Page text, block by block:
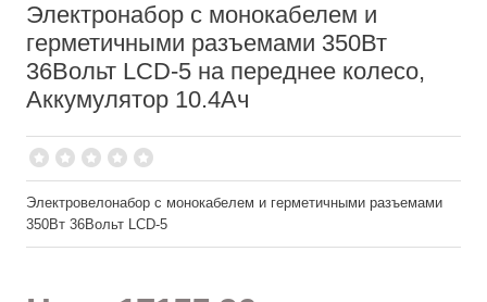
Электронабор с монокабелем и
герметичными разъемами 350Вт
36Вольт LCD-5 на переднее колесо,
Аккумулятор 10.4Ач
Электровелонабор с монокабелем и герметичными разъемами
350Вт 36Вольт LCD-5